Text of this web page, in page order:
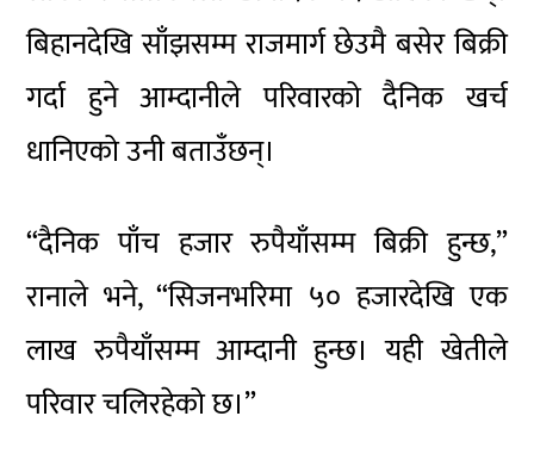
बिहानदेखि साँझसम्म राजमार्ग छेउमै बसेर बिक्री
गर्दा हुने आम्दानीले परिवारको दैनिक खर्च
धानिएको उनी बताउँछन्।
“दैनिक पाँच हजार रुपैयाँसम्म बिक्री हुन्छ,”
रानाले भने, “सिजनभरिमा ५० हजारदेखि एक
लाख रुपैयाँसम्म आम्दानी हुन्छ। यही खेतीले
परिवार चलिरहेको छ।”